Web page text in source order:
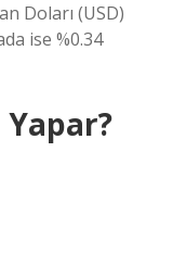
Doları (USD)
ise %0.34